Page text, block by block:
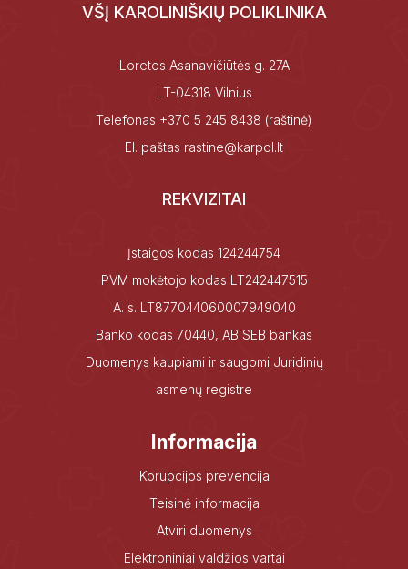
VŠĮ KAROLINIŠKIŲ POLIKLINIKA
Loretos Asanavičiūtės g. 27A
LT-04318 Vilnius
Telefonas +370 5 245 8438 (raštinė)
El. paštas rastine@karpol.lt
REKVIZITAI
Įstaigos kodas 124244754
PVM mokėtojo kodas LT242447515
A. s. LT877044060007949040
Banko kodas 70440, AB SEB bankas
Duomenys kaupiami ir saugomi Juridinių
asmenų registre
Informacija
Korupcijos prevencija
Teisinė informacija
Atviri duomenys
Elektroniniai valdžios vartai